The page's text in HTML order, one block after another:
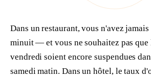
Dans un restaurant, vous n'avez
minuit — et vous ne souhaitez pas que
vendredi soient encore suspendues
samedi matin. Dans un hôtel, le taux